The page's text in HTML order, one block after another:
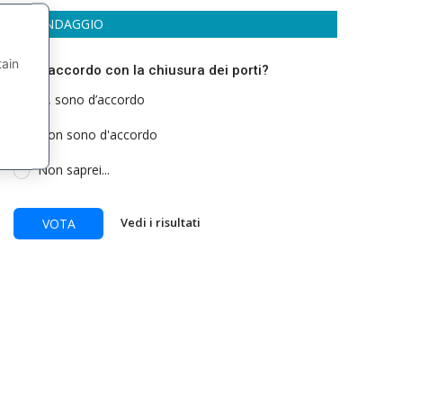
SONDAGGIO
Sei d’accordo con la chiusura dei porti?
Si, sono d’accordo
Non sono d'accordo
Non saprei...
VOTA Vedi i risultati